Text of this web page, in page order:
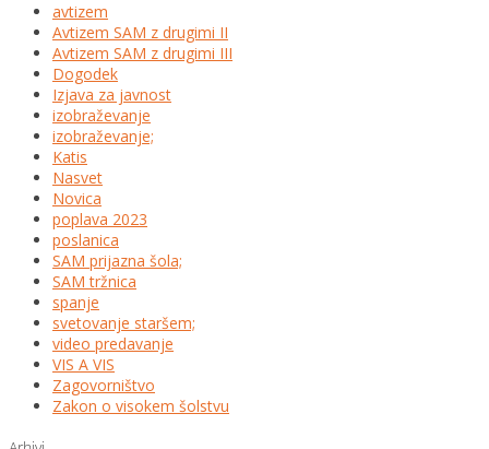
avtizem
Avtizem SAM z drugimi II
Avtizem SAM z drugimi III
Dogodek
Izjava za javnost
izobraževanje
izobraževanje;
Katis
Nasvet
Novica
poplava 2023
poslanica
SAM prijazna šola;
SAM tržnica
spanje
svetovanje staršem;
video predavanje
VIS A VIS
Zagovorništvo
Zakon o visokem šolstvu